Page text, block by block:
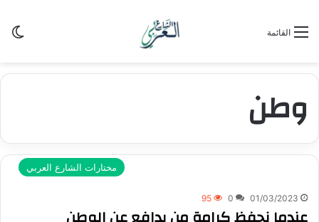
القائمة
وطن
مختارات الشارع العربي
01/03/2023
0
95